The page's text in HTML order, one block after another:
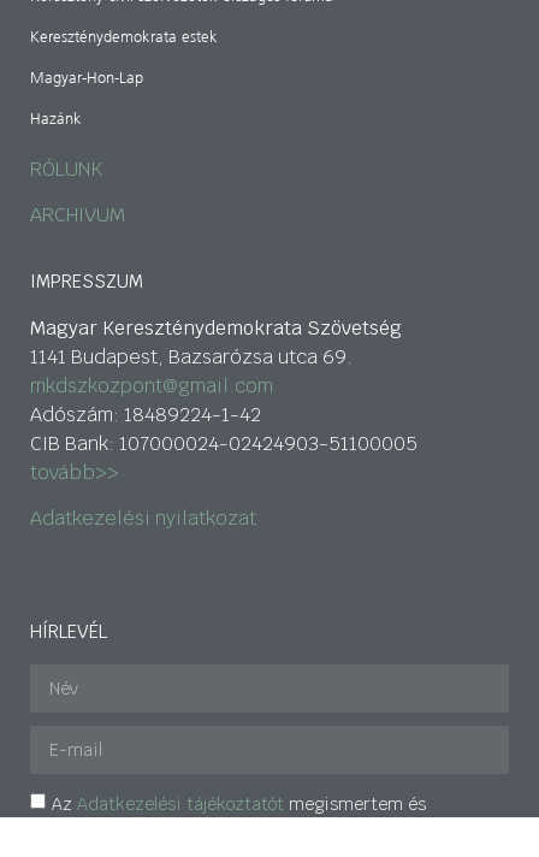
Kereszténydemokrata estek
Magyar-Hon-Lap
Hazánk
RÓLUNK
ARCHIVUM
IMPRESSZUM
Magyar Kereszténydemokrata Szövetség
1141 Budapest, Bazsarózsa utca 69.
mkdszkozpont@gmail.com
Adószám: 18489224-1-42
CIB Bank: 107000024-02424903-51100005
tovább>>
Adatkezelési nyilatkozat
HÍRLEVÉL
Az Adatkezelési tájékoztatót megismertem és